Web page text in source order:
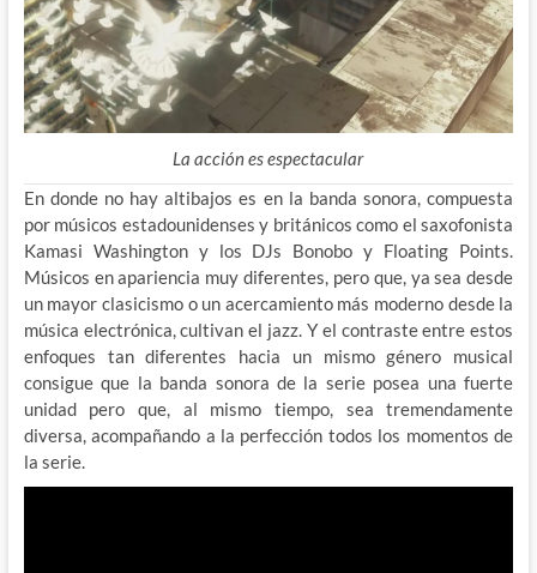
La acción es espectacular
En donde no hay altibajos es en la banda sonora, compuesta
por músicos estadounidenses y británicos como el saxofonista
Kamasi Washington y los DJs Bonobo y Floating Points.
Músicos en apariencia muy diferentes, pero que, ya sea desde
un mayor clasicismo o un acercamiento más moderno desde la
música electrónica, cultivan el jazz. Y el contraste entre estos
enfoques tan diferentes hacia un mismo género musical
consigue que la banda sonora de la serie posea una fuerte
unidad pero que, al mismo tiempo, sea tremendamente
diversa, acompañando a la perfección todos los momentos de
la serie.